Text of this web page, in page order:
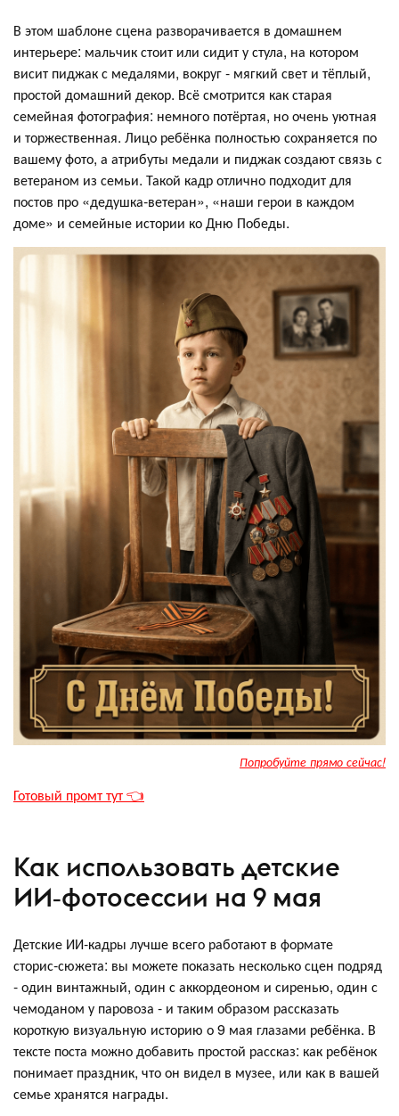
В этом шаблоне сцена разворачивается в домашнем
интерьере: мальчик стоит или сидит у стула, на котором
висит пиджак с медалями, вокруг - мягкий свет и тёплый,
простой домашний декор. Всё смотрится как старая
семейная фотография: немного потёртая, но очень уютная
и торжественная. Лицо ребёнка полностью сохраняется по
вашему фото, а атрибуты медали и пиджак создают связь с
ветераном из семьи. Такой кадр отлично подходит для
постов про «дедушка‑ветеран», «наши герои в каждом
доме» и семейные истории ко Дню Победы.
Попробуйте прямо сейчас!
Готовый промт тут 👈
Как использовать детские
ИИ‑фотосессии на 9 мая
Детские ИИ‑кадры лучше всего работают в формате
сторис‑сюжета: вы можете показать несколько сцен подряд
- один винтажный, один с аккордеоном и сиренью, один с
чемоданом у паровоза - и таким образом рассказать
короткую визуальную историю о 9 мая глазами ребёнка. В
тексте поста можно добавить простой рассказ: как ребёнок
понимает праздник, что он видел в музее, или как в вашей
семье хранятся награды.